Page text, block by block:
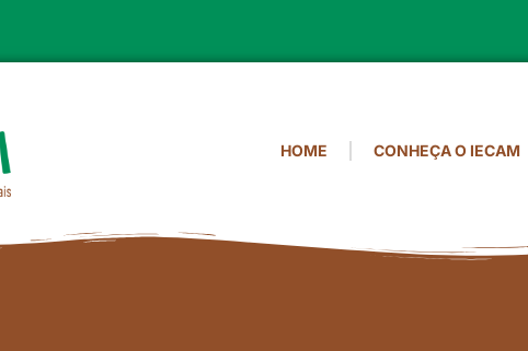
HOME CONHEÇA O IECAM